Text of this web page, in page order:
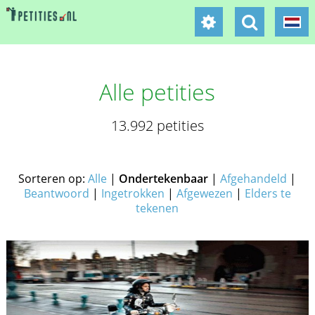
Alle petities
13.992 petities
Sorteren op:Alle | Ondertekenbaar |Afgehandeld |
Beantwoord | Ingetrokken | Afgewezen | Elders te
tekenen